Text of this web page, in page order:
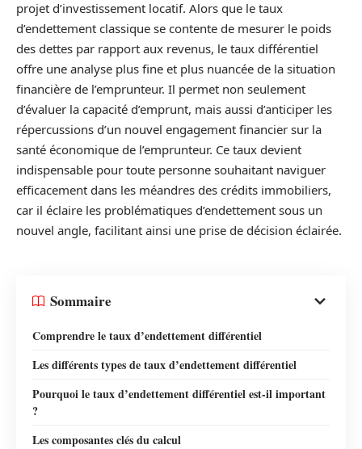
projet d’investissement locatif. Alors que le taux
d’endettement classique se contente de mesurer le poids
des dettes par rapport aux revenus, le taux différentiel
offre une analyse plus fine et plus nuancée de la situation
financière de l’emprunteur. Il permet non seulement
d’évaluer la capacité d’emprunt, mais aussi d’anticiper les
répercussions d’un nouvel engagement financier sur la
santé économique de l’emprunteur. Ce taux devient
indispensable pour toute personne souhaitant naviguer
efficacement dans les méandres des crédits immobiliers,
car il éclaire les problématiques d’endettement sous un
nouvel angle, facilitant ainsi une prise de décision éclairée.
Sommaire
Comprendre le taux d’endettement différentiel
Les différents types de taux d’endettement différentiel
Pourquoi le taux d’endettement différentiel est-il important
?
Les composantes clés du calcul